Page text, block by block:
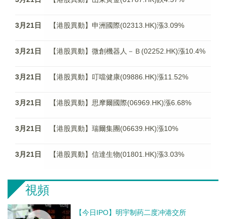
3月21日 【港股異動】申洲國際(02313.HK)漲3.09%
3月21日 【港股異動】微創機器人－Ｂ(02252.HK)漲10.4%
3月21日 【港股異動】叮噹健康(09886.HK)漲11.52%
3月21日 【港股異動】思摩爾國際(06969.HK)漲6.68%
3月21日 【港股異動】瑞爾集團(06639.HK)漲10%
3月21日 【港股異動】信達生物(01801.HK)漲3.03%
視頻
【今日IPO】明宇制药二度冲港交所